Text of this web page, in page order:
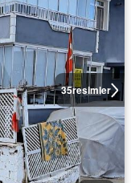
35resimler